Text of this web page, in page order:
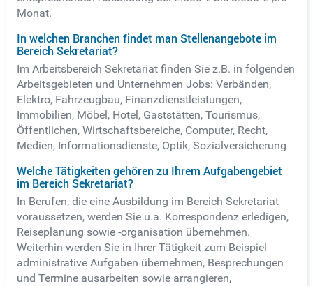
Monat.
In welchen Branchen findet man Stellenangebote im
Bereich Sekretariat?
Im Arbeitsbereich Sekretariat finden Sie z.B. in folgenden
Arbeitsgebieten und Unternehmen Jobs: Verbänden,
Elektro, Fahrzeugbau, Finanzdienstleistungen,
Immobilien, Möbel, Hotel, Gaststätten, Tourismus,
Öffentlichen, Wirtschaftsbereiche, Computer, Recht,
Medien, Informationsdienste, Optik, Sozialversicherung
Welche Tätigkeiten gehören zu Ihrem Aufgabengebiet
im Bereich Sekretariat?
In Berufen, die eine Ausbildung im Bereich Sekretariat
voraussetzen, werden Sie u.a. Korrespondenz erledigen,
Reiseplanung sowie -organisation übernehmen.
Weiterhin werden Sie in Ihrer Tätigkeit zum Beispiel
administrative Aufgaben übernehmen, Besprechungen
und Termine ausarbeiten sowie arrangieren,